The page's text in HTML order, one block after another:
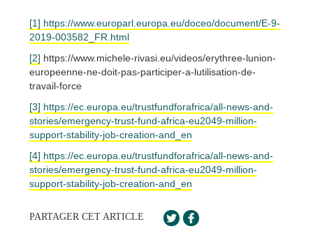
[1] https://www.europarl.europa.eu/doceo/document/E-9-
2019-003582_FR.html
[2] https://www.michele-rivasi.eu/videos/erythree-lunion-
europeenne-ne-doit-pas-participer-a-lutilisation-de-
travail-force
[3] https://ec.europa.eu/trustfundforafrica/all-news-and-
stories/emergency-trust-fund-africa-eu2049-million-
support-stability-job-creation-and_en
[4] https://ec.europa.eu/trustfundforafrica/all-news-and-
stories/emergency-trust-fund-africa-eu2049-million-
support-stability-job-creation-and_en
PARTAGER CET ARTICLE